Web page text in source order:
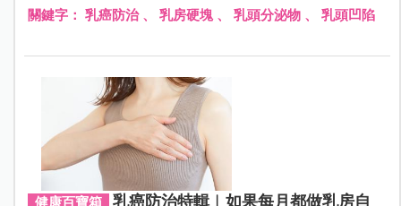
關鍵字： 乳癌防治、 乳房硬塊、 乳頭分泌物、 乳頭凹陷
健康百寶箱 乳癌防治特輯︱如果每月都做乳房自